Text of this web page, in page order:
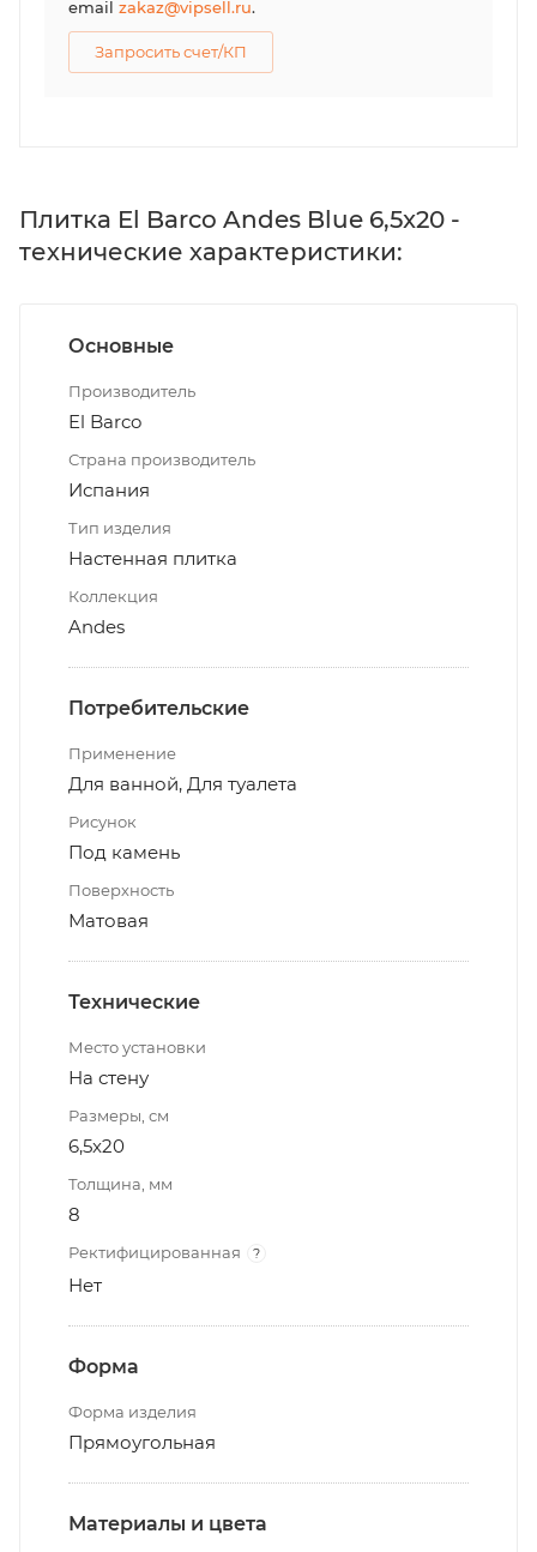
email zakaz@vipsell.ru.
Запросить счет/КП
Плитка El Barco Andes Blue 6,5x20 -
технические характеристики:
Основные
Производитель
El Barco
Страна производитель
Испания
Тип изделия
Настенная плитка
Коллекция
Andes
Потребительские
Применение
Для ванной, Для туалета
Рисунок
Под камень
Поверхность
Матовая
Технические
Место установки
На стену
Размеры, см
6,5x20
Толщина, мм
8
Ректифицированная ?
Нет
Форма
Форма изделия
Прямоугольная
Материалы и цвета